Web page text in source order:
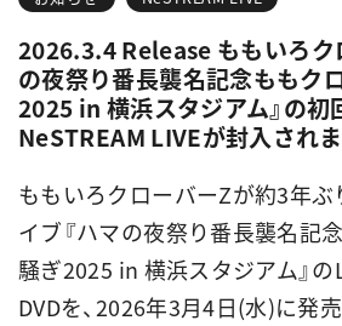
2026.3.4 Release ももいろク
の夜祭り番長襲名記念ももク
2025 in 横浜スタジアム』の初
NeSTREAM LIVEが封入されま
ももいろクローバーZが約3年
イブ『ハマの夜祭り番長襲名記
騒ぎ2025 in 横浜スタジアム』
DVDを、2026年3月4日(水)に発